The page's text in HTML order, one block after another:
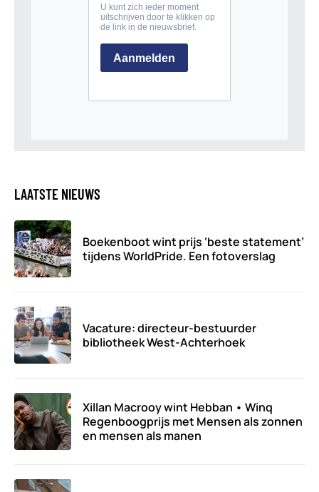
LAATSTE NIEUWS
Boekenboot wint prijs ‘beste statement’
tijdens WorldPride. Een fotoverslag
Vacature: directeur-bestuurder
bibliotheek West-Achterhoek
Xillan Macrooy wint Hebban • Winq
Regenboogprijs met Mensen als zonnen
en mensen als manen